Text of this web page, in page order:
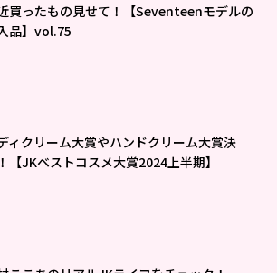
買ったもの見せて！【Seventeenモデルの
品】vol.75
ィクリーム大賞やハンドクリーム大賞決
【JKベストコスメ大賞2024上半期】